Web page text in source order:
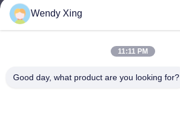
jesingd@vip.sina.com
Wendy Xing
11:11 PM
Good day, what product are you looking for?